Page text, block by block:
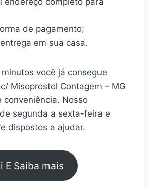
de pagamento;
em sua casa.
você já consegue
Misoprostol Contagem – MG
conveniência. Nosso
segunda a sexta-feira e
dispostos a ajudar.
E Saiba mais